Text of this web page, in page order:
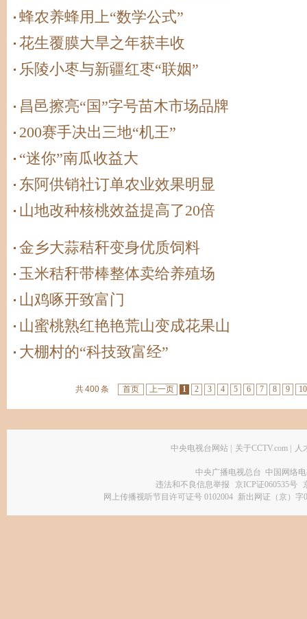
蜂农养蜂用上“数学公式”
花生覆膜大旱之年获丰收
乐陵小枣与新疆红枣“联姻”
昌邑擦亮“国”字号苗木市场品牌
200赛手决出三地“机王”
“迷你”南瓜收益大
东阿供销社订单农业效果明显
山地改种核桃效益提高了20倍
金乡大蒜秸秆变身优质饲料
玉米秸秆带棒整体卖给养殖场
山鸡啄开致富门
山蜜桃熟红艳艳荒山变成花果山
大棚村的“科技致富经”
共400条 首页 上一页 1 2 3 4 5 6 7 8 9 10
中央电视台网站 关于CCTV.com 人
中央广播电视总台 中国网络
违法和不良信息举报
京ICP证060535号
网上传播视听节目许可证号 0102004 新出网证（京）